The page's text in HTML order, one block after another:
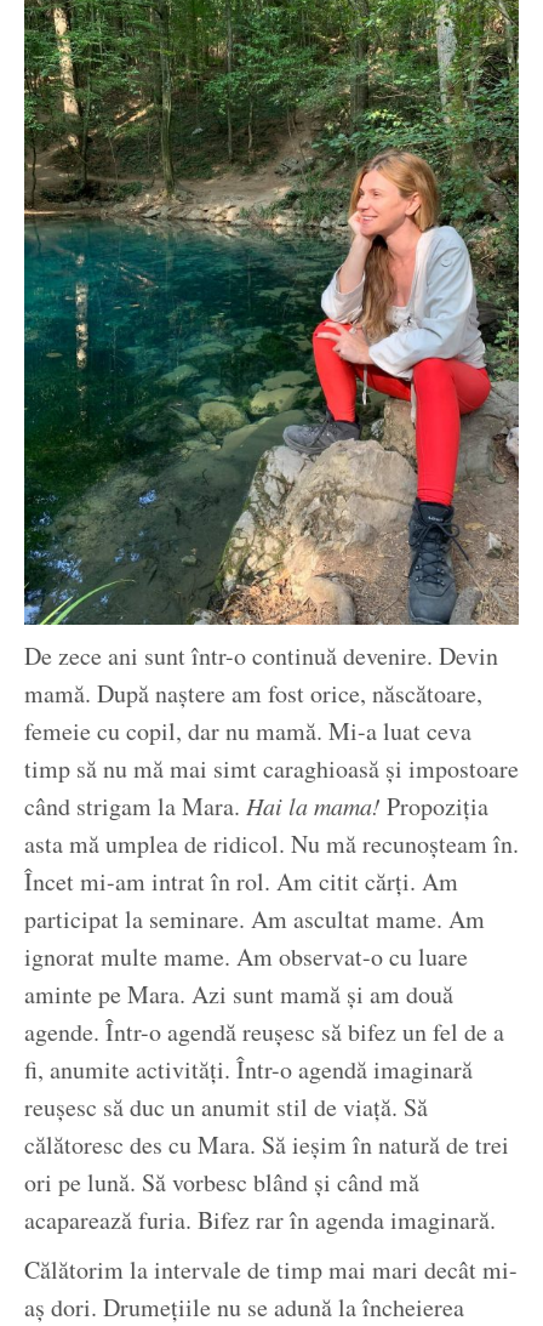
De zece ani sunt într-o continuă devenire. Devin
mamă. După naștere am fost orice, născătoare,
femeie cu copil, dar nu mamă. Mi-a luat ceva
timp să nu mă mai simt caraghioasă și impostoare
când strigam la Mara. Hai la mama! Propoziția
asta mă umplea de ridicol. Nu mă recunoșteam în.
Încet mi-am intrat în rol. Am citit cărți. Am
participat la seminare. Am ascultat mame. Am
ignorat multe mame. Am observat-o cu luare
aminte pe Mara. Azi sunt mamă și am două
agende. Într-o agendă reușesc să bifez un fel de a
fi, anumite activități. Într-o agendă imaginară
reușesc să duc un anumit stil de viață. Să
călătoresc des cu Mara. Să ieșim în natură de trei
ori pe lună. Să vorbesc blând și când mă
acaparează furia. Bifez rar în agenda imaginară.
Călătorim la intervale de timp mai mari decât mi-
aș dori. Drumețiile nu se adună la încheierea